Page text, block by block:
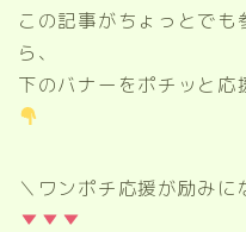
この記事がちょっとで
ら、
下のバナーをポチッと
＼ワンポチ応援が励みに